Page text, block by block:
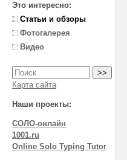
Это интересно:
Статьи и обзоры
Фотогалерея
Видео
Карта сайта
Наши проекты:
СОЛО-онлайн
1001.ru
Online Solo Typing Tutor